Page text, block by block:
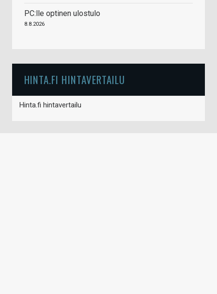
PC:lle optinen ulostulo
8.8.2026
HINTA.FI HINTAVERTAILU
Hinta.fi hintavertailu